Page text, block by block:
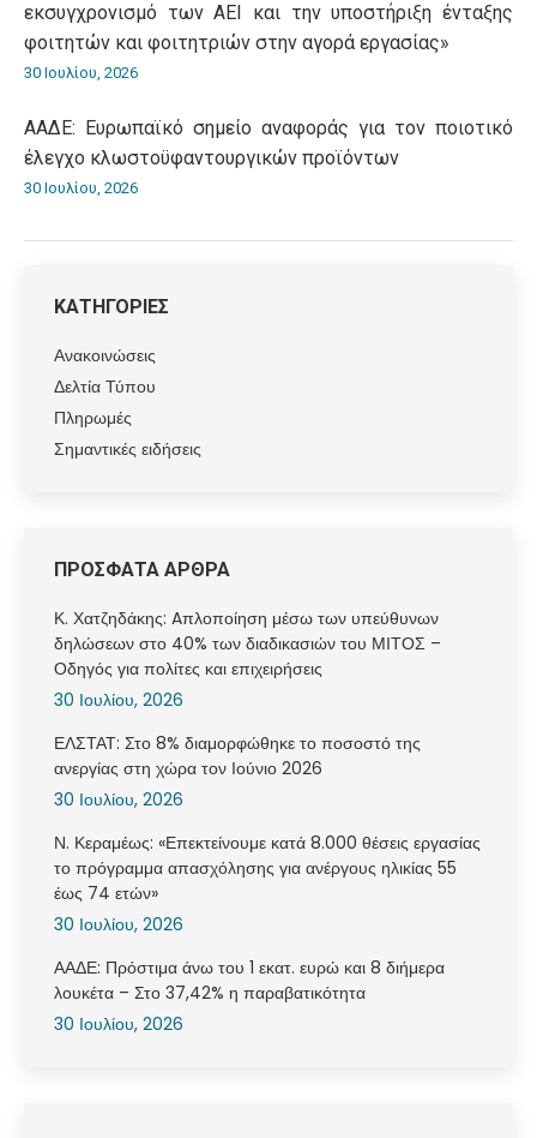
εκσυγχρονισμό των ΑΕΙ και την υποστήριξη ένταξης
φοιτητών και φοιτητριών στην αγορά εργασίας»
30 Ιουλίου, 2026
ΑΑΔΕ: Ευρωπαϊκό σημείο αναφοράς για τον ποιοτικό
έλεγχο κλωστοϋφαντουργικών προϊόντων
30 Ιουλίου, 2026
ΚΑΤΗΓΟΡΙΕΣ
Ανακοινώσεις
Δελτία Τύπου
Πληρωμές
Σημαντικές ειδήσεις
ΠΡΟΣΦΑΤΑ ΑΡΘΡΑ
Κ. Χατζηδάκης: Aπλοποίηση μέσω των υπεύθυνων
δηλώσεων στο 40% των διαδικασιών του ΜΙΤΟΣ –
Οδηγός για πολίτες και επιχειρήσεις
30 Ιουλίου, 2026
ΕΛΣΤΑΤ: Στο 8% διαμορφώθηκε το ποσοστό της
ανεργίας στη χώρα τον Ιούνιο 2026
30 Ιουλίου, 2026
Ν. Κεραμέως: «Επεκτείνουμε κατά 8.000 θέσεις εργασίας
το πρόγραμμα απασχόλησης για ανέργους ηλικίας 55
έως 74 ετών»
30 Ιουλίου, 2026
ΑΑΔΕ: Πρόστιμα άνω του 1 εκατ. ευρώ και 8 διήμερα
λουκέτα – Στο 37,42% η παραβατικότητα
30 Ιουλίου, 2026